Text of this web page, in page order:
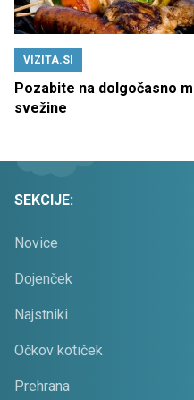
VIZITA.SI
Pozabite na dolgočasno
svežine
SEKCIJE:
Novice
Dojenček
Najstniki
Očkov kotiček
Prehrana